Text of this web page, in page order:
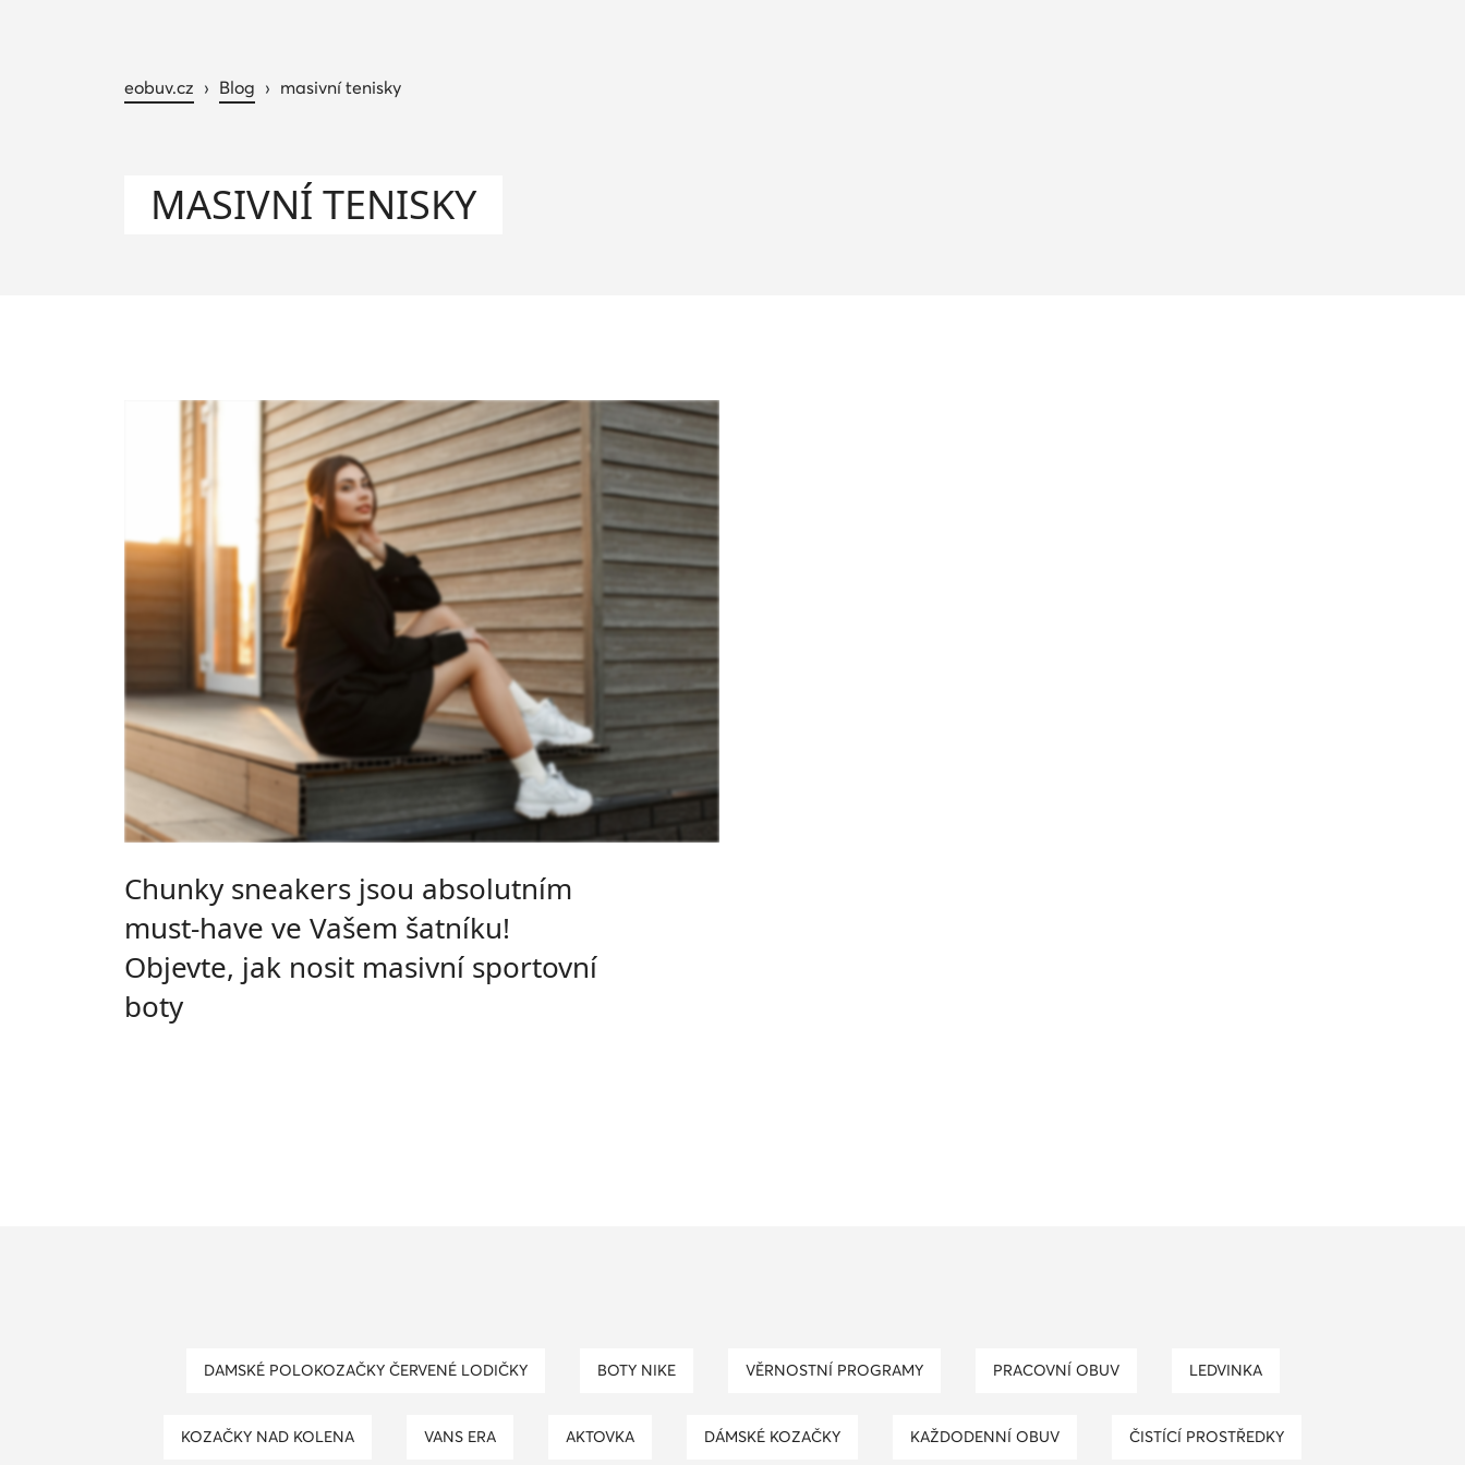
eobuv.cz › Blog › masivní tenisky
MASIVNÍ TENISKY
Chunky sneakers jsou absolutním
must-have ve Vašem šatníku!
Objevte, jak nosit masivní sportovní
boty
DAMSKÉ POLOKOZAČKY ČERVENÉ LODIČKY BOTY NIKE VĚRNOSTNÍ PROGRAMY PRACOVNÍ OBUV LEDVINKA
KOZAČKY NAD KOLENA VANS ERA AKTOVKA DÁMSKÉ KOZAČKY KAŽDODENNÍ OBUV ČISTÍCÍ PROSTŘEDKY